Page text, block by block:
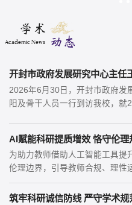
学术
Academic News 动态
开封市政府发展研究中心主任
2026年6月30日，开封市政府发
阳及骨干人员一行到访我校，就
为助力教师借助人工智能工具提
伦理边界，引导教师合规、理性
条，6月16...